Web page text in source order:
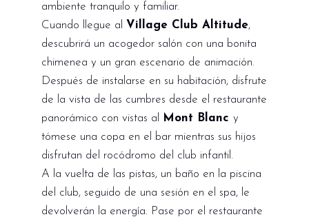
ambiente tranquilo y familiar.
Cuando llegue al Village Club Altitude,
descubrirá un acogedor salón con una bonita
chimenea y un gran escenario de animación.
Después de instalarse en su habitación, disfrute
de la vista de las cumbres desde el restaurante
panorámico con vistas al
Mont Blanc y
tómese una copa en el bar mientras sus hijos
disfrutan del rocódromo del club infantil.
A la vuelta de las pistas, un baño en la piscina
del club, seguido de una sesión en el spa, le
devolverán la energía. Pase por el restaurante